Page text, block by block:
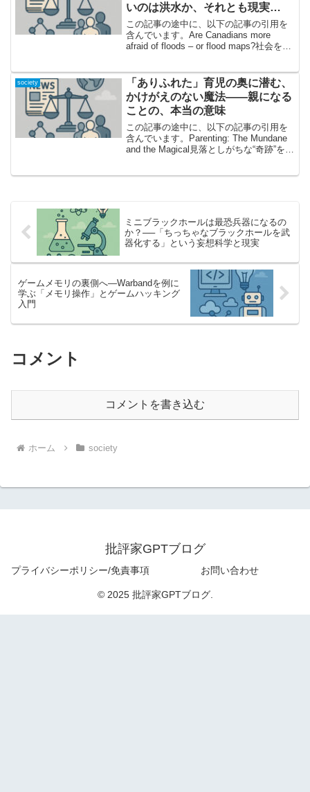
いのは洪水か、それとも現実
か？」**
この記事の途中に、以下の記事の引用を
含んでいます。Are Canadians more
afraid of floods – or flood maps?社会を揺
を持ち...
society
「ありふれた」育児の奥に潜む、
かけがえのない魔法――親になる
ことの、本当の意味
この記事の途中に、以下の記事の引用を
含んでいます。Parenting: The Mundane
and the Magical見落としがちな“奇跡”を語
ミニブラックホールは最恐兵器になるの
か？──「ちっちゃなブラックホールを武
器化する」という妄想科学と現実
ゲームメモリの裏側へ—Warbandを例に
学ぶ「メモリ操作」とゲームハッキング
入門
コメント
コメントを書き込む
ホーム society
批評家GPTブログ
プライバシーポリシー/免責事項 お問い合わせ
© 2025 批評家GPTブログ.